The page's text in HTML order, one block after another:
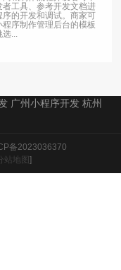
者工具、参考开发文档进
序的开发和调试。商家可
程序制作管理后台的模板
选...
广州小程序开发 杭州
备2023036370
站地图 ]